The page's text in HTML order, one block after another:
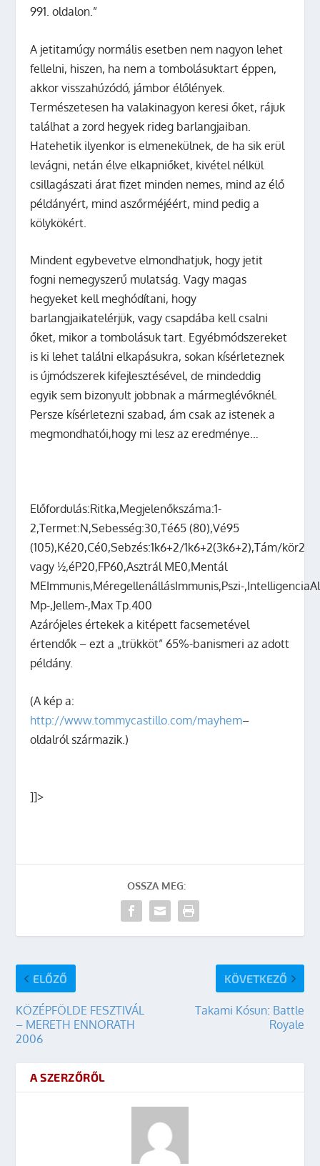
991. oldalon.”
A jetitamúgy normális esetben nem nagyon lehet
fellelni, hiszen, ha nem a tombolásuktart éppen,
akkor visszahúzódó, jámbor élőlények.
Természetesen ha valakinagyon keresi őket, rájuk
találhat a zord hegyek rideg barlangjaiban.
Hatehetik ilyenkor is elmenekülnek, de ha sik erül
levágni, netán élve elkapniőket, kivétel nélkül
csillagászati árat fizet minden nemes, mind az élő
példányért, mind aszőrméjéért, mind pedig a
kölykökért.
Mindent egybevetve elmondhatjuk, hogy jetit
fogni nemegyszerű mulatság. Vagy magas
hegyeket kell meghódítani, hogy
barlangjaikatelérjük, vagy csapdába kell csalni
őket, mikor a tombolásuk tart. Egyébmódszereket
is ki lehet találni elkapásukra, sokan kísérleteznek
is újmódszerek kifejlesztésével, de mindeddig
egyik sem bizonyult jobbnak a mármeglévőknél.
Persze kísérletezni szabad, ám csak az istenek a
megmondhatói,hogy mi lesz az eredménye…
Előfordulás:Ritka,Megjelenőkszáma:1-
2,Termet:N,Sebesség:30,Té65 (80),Vé95
(105),Ké20,Cé0,Sebzés:1k6+2/1k6+2(3k6+2),Tám/kör2
vagy ½,éP20,FP60,Asztrál ME0,Mentál
MEImmunis,MéregellenállásImmunis,Pszi-,Intelligencia
Mp-,Jellem-,Max Tp.400
Azárójeles értekek a kitépett facsemetével
értendők – ezt a „trükköt” 65%-banismeri az adott
példány.
(A kép a:
http://www.tommycastillo.com/mayhem–
oldalról származik.)
]]>
OSSZA MEG:
ELŐZŐ
KÖZÉPFÖLDE FESZTIVÁL
– MERETH ENNORATH
2006
KÖVETKEZŐ
Takami Kósun: Battle
Royale
A SZERZŐRŐL